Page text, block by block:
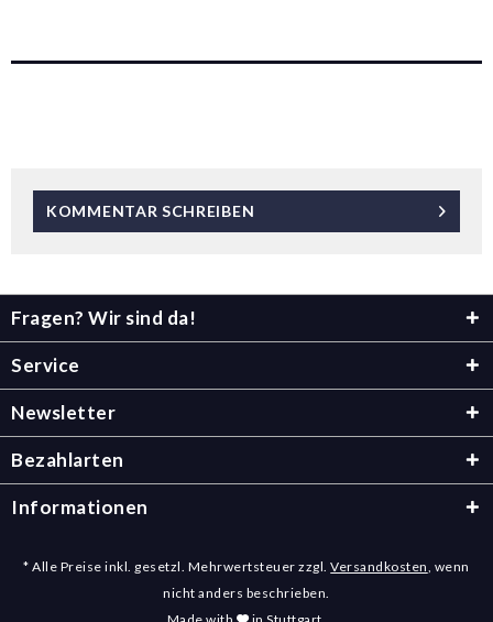
KOMMENTAR SCHREIBEN
Fragen? Wir sind da!
Service
Newsletter
Bezahlarten
Informationen
* Alle Preise inkl. gesetzl. Mehrwertsteuer zzgl.Versandkosten, wenn
nicht anders beschrieben.